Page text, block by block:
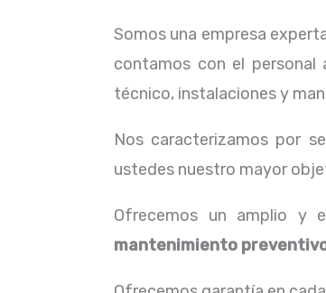
Somos una empresa
contamos con el personal
técnico, instalaciones y
Nos caracterizamos por
ustedes nuestro mayor
Ofrecemos un amplio y
mantenimiento